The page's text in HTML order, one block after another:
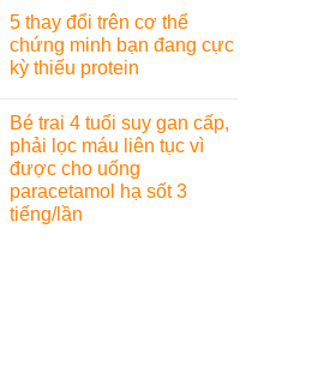
5 thay đổi trên cơ thể
chứng minh bạn đang cực
kỳ thiếu protein
Bé trai 4 tuổi suy gan cấp,
phải lọc máu liên tục vì
được cho uống
paracetamol hạ sốt 3
tiếng/lần